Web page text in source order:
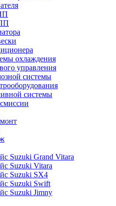
охлаждения
управления
системы
системы
Suzuki Grand Vitara
Suzuki Vitara
Suzuki SX4
Suzuki Swift
Suzuki Jimny